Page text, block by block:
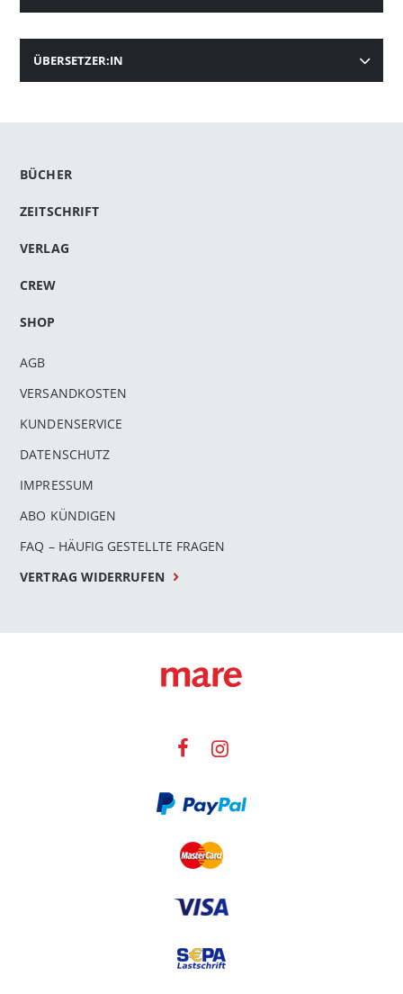
ÜBERSETZER:IN
BÜCHER
ZEITSCHRIFT
VERLAG
CREW
SHOP
AGB
VERSANDKOSTEN
KUNDENSERVICE
DATENSCHUTZ
IMPRESSUM
ABO KÜNDIGEN
FAQ – HÄUFIG GESTELLTE FRAGEN
VERTRAG WIDERRUFEN